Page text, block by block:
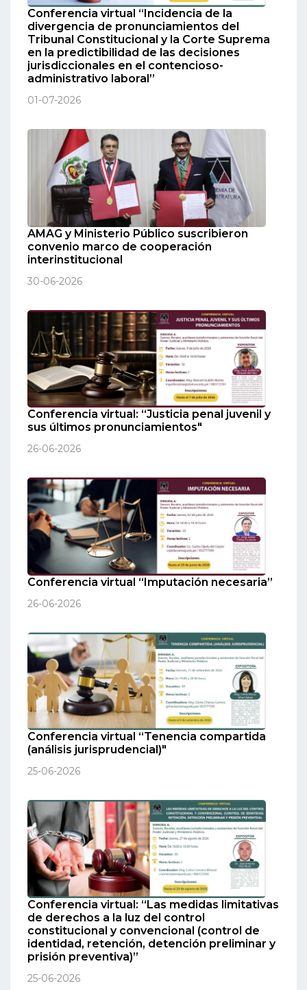
Conferencia virtual “Incidencia de la
divergencia de pronunciamientos del
Tribunal Constitucional y la Corte Suprema
en la predictibilidad de las decisiones
jurisdiccionales en el contencioso-
administrativo laboral”
01-07-2026
AMAG y Ministerio Público suscribieron
convenio marco de cooperación
interinstitucional
30-06-2026
Conferencia virtual: “Justicia penal juvenil y
sus últimos pronunciamientos"
26-06-2026
Conferencia virtual “Imputación necesaria”
26-06-2026
Conferencia virtual “Tenencia compartida
(análisis jurisprudencial)"
25-06-2026
Conferencia virtual: “Las medidas limitativas
de derechos a la luz del control
constitucional y convencional (control de
identidad, retención, detención preliminar y
prisión preventiva)”
25-06-2026